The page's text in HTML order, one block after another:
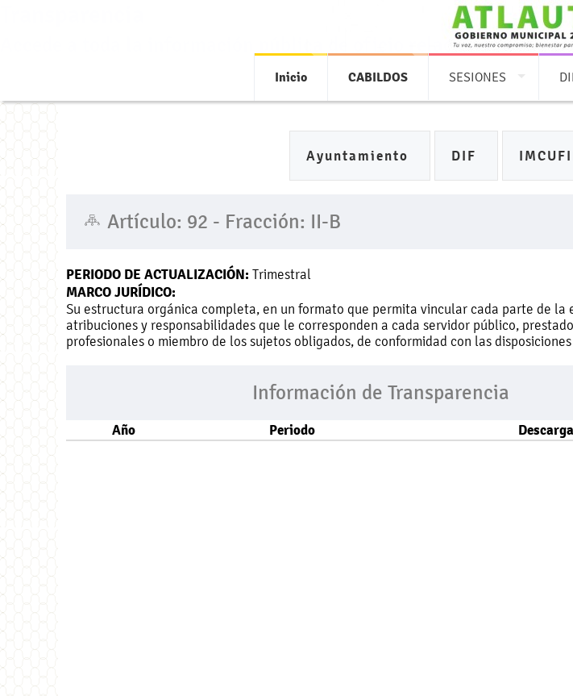
Inicio CABILDOS SESIONES
Accede a toda la información pública de oficio relacionada con tu
Ayuntamiento DIF
Artículo: 92 - Fracción: II-B
PERIODO DE ACTUALIZACIÓN: Trimestral
MARCO JURÍDICO:
Su estructura orgánica completa, en un formato que permita vincular cada parte de la
atribuciones y responsabilidades que le corresponden a cada servidor público,
profesionales o miembro de los sujetos obligados, de conformidad con las
Información de Transparencia
Año Periodo